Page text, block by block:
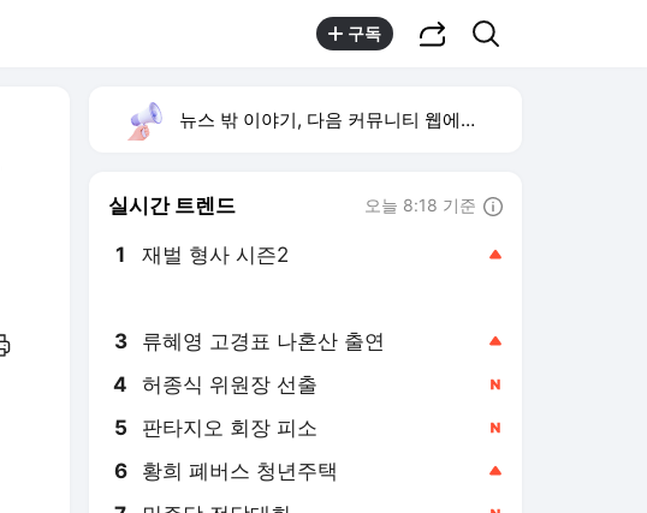
구독
뉴스 밖 이야기, 다음 커뮤니티 웹에서 보기
실시간 트렌드 오늘 8:18 기준
1 재벌 형사 시즌2
3 류혜영 고경표 나혼산 출연
4 허종식 위원장 선출
5 판타지오 회장 피소
6 황희 폐버스 청년주택